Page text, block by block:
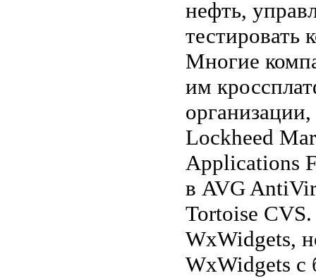
нефть,
тестировать
Многие
им
Lockheed
Applications
в AVG
Tortoise CVS.
WxWidgets,
WxWidgets с